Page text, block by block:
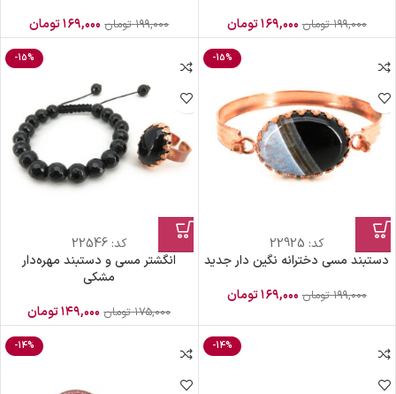
۱۹۹,۰۰۰ تومان ۱۶۹,۰۰۰تومان ۱۹۹,۰۰۰ تومان ۱۶۹,۰۰۰تومان
-15%
کد: 22925
دستبند مسی دخترانه نگین دار جدید
۱۹۹,۰۰۰ تومان ۱۶۹,۰۰۰تومان
-15%
کد:22546
انگشتر مسی و دستبند مهره‌دار
مشکی
۱۷۵,۰۰۰ تومان ۱۴۹,۰۰۰تومان
-14%
-14%